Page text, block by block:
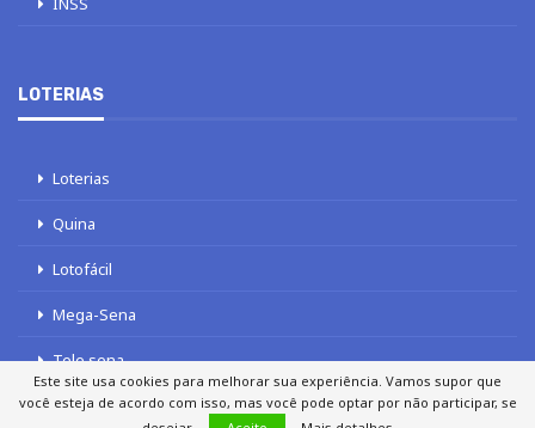
LOTERIAS
Loterias
Quina
Lotofácil
Mega-Sena
Tele sena
Este site usa cookies para melhorar sua experiência. Vamos supor que
você esteja de acordo com isso, mas você pode optar por não participar, se